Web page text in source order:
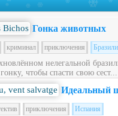
Гонка животных
криминал приключения
нелегальной
чтобы спасти свою сест...
Идеальный
приключения Испания